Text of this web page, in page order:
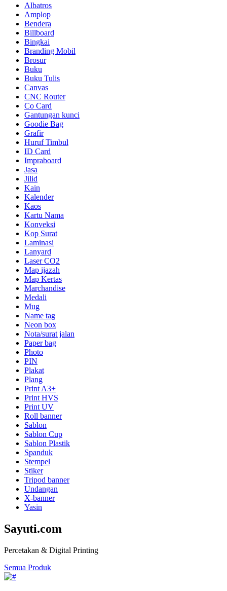
Albatros
Amplop
Bendera
Billboard
Bingkai
Branding Mobil
Brosur
Buku
Buku Tulis
Canvas
CNC Router
Co Card
Gantungan kunci
Goodie Bag
Grafir
Huruf Timbul
ID Card
Impraboard
Jasa
Jilid
Kain
Kalender
Kaos
Kartu Nama
Konveksi
Kop Surat
Laminasi
Lanyard
Laser CO2
Map ijazah
Map Kertas
Marchandise
Medali
Mug
Name tag
Neon box
Nota/surat jalan
Paper bag
Photo
PIN
Plakat
Plang
Print A3+
Print HVS
Print UV
Roll banner
Sablon
Sablon Cup
Sablon Plastik
Spanduk
Stempel
Stiker
Tripod banner
Undangan
X-banner
Yasin
Sayuti.com
Percetakan & Digital Printing
Semua Produk